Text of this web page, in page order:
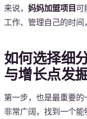
来说， 妈妈加盟项目 可
工作、管理自己的时间
如何选择细
与增长点发
第一步，也是最重要
非常广阔，找到一个